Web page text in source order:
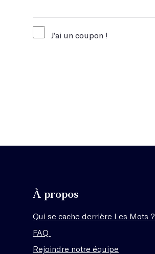
J’ai un coupon !
À propos
Qui se cache derrière Les Mots ?
FAQ
Rejoindre notre équipe